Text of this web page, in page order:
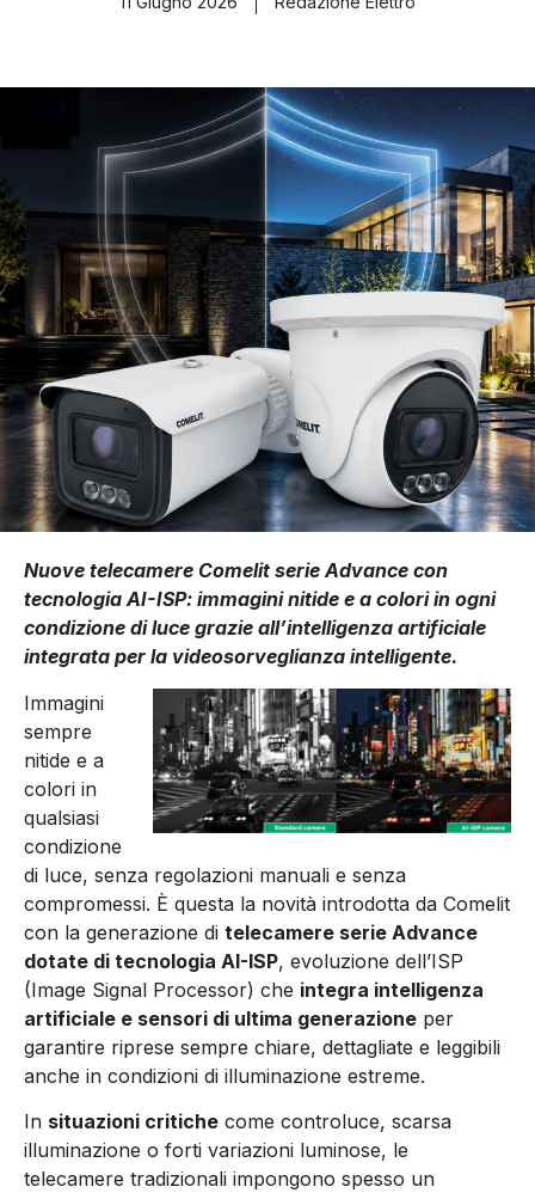
Nuove telecamere Comelit serie Advance con
tecnologia AI-ISP: immagini nitide e a colori in ogni
condizione di luce grazie all’intelligenza artificiale
integrata per la videosorveglianza intelligente.
Immagini
sempre
nitide e a
colori in
qualsiasi
condizione
di luce, senza regolazioni manuali e senza
compromessi. È questa la novità introdotta da Comelit
con la generazione di telecamere serie Advance
dotate di tecnologia AI-ISP, evoluzione dell’ISP
(Image Signal Processor) che integra intelligenza
artificiale e sensori di ultima generazione per
garantire riprese sempre chiare, dettagliate e leggibili
anche in condizioni di illuminazione estreme.
In situazioni critiche come controluce, scarsa
illuminazione o forti variazioni luminose, le
telecamere tradizionali impongono spesso un